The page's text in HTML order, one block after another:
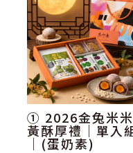
① 2026金兔米
黃酥厚禮｜單入
｜(蛋奶素)